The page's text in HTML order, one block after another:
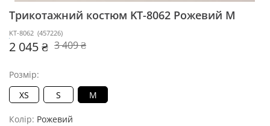
Трикотажний костюм KT-8062 Рожевий M
KT-8062 (457226)
2 045 ₴ 3 409 ₴
Розмір:
XS
S M
Колір: Рожевий